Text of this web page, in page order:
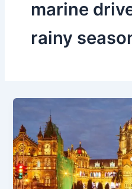
marine
rainy